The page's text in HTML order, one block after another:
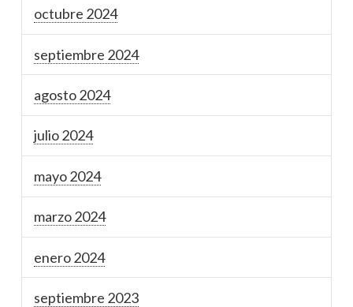
octubre 2024
septiembre 2024
agosto 2024
julio 2024
mayo 2024
marzo 2024
enero 2024
septiembre 2023